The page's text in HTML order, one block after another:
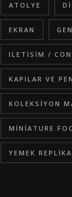
ATOLYE
EKRAN
ILETISIM /
KAPILAR VE
KOLEKSIYON
MINIATURE
YEMEK